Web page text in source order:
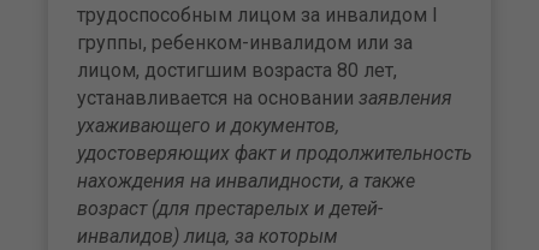
трудоспособным лицом за инвалидом I
группы, ребенком-инвалидом или за
лицом, достигшим возраста 80 лет,
устанавливается на основании заявления
ухаживающего и документов,
удостоверяющих факт и продолжительность
нахождения на инвалидности, а также
возраст (для престарелых и детей-
инвалидов) лица, за которым